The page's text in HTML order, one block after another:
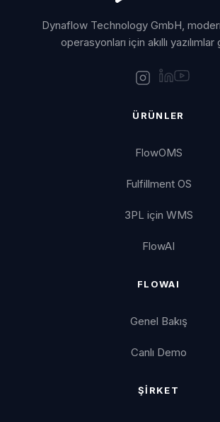
Dynaflow Technology GmbH,
operasyonları için akıllı
ÜRÜNLER
FlowOMS
Fulfillment OS
3PL için WMS
FlowAI
FLOWAI
Genel Bakış
Canlı Demo
ŞIRKET